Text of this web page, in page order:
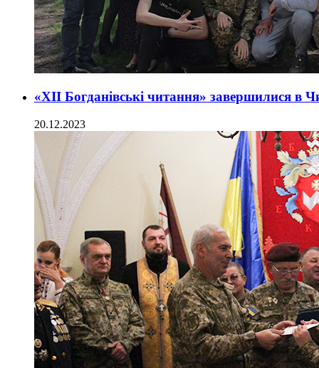
«ХІІ Богданівські читання» завершилися
20.12.2023